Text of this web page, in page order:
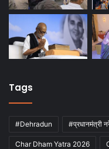
Tags
#Dehradun #प्रधानमंत्री
Char Dham Yatra 2026